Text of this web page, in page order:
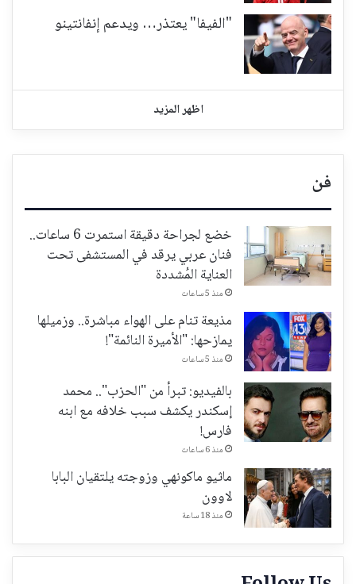
"الفيفا" يعتذر… ويدعم إنفانتينو
اظهر المزيد
فن
خضع لجراحة دقيقة استمرت 6 ساعات..
فنان عربي يرقد في المستشفى تحت
العناية المُشددة
منذ 5 ساعات
مذيعة تنام على الهواء مباشرة.. وزميلها
يمازحها: "الأميرة النائمة"!
منذ 5 ساعات
بالفيديو: تبرأ من "الحزب".. محمد
إسكندر يكشف سبب خلافه مع ابنه
فارس!
منذ 6 ساعات
ماثيو ماكونهي وزوجته يلتقيان البابا
لاوون
منذ 18 ساعة